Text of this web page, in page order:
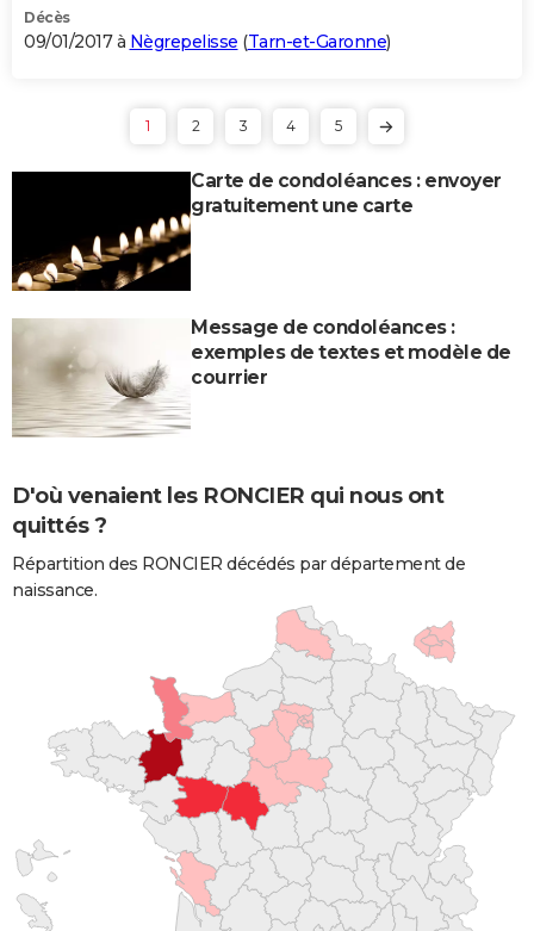
Décès
09/01/2017 à Nègrepelisse (Tarn-et-Garonne)
1 2 3 4 5
Carte de condoléances : envoyer
gratuitement une carte
Message de condoléances :
exemples de textes et modèle de
courrier
D'où venaient les RONCIER qui nous ont
quittés ?
Répartition des RONCIER décédés par département de
naissance.